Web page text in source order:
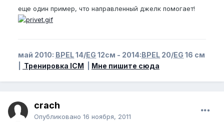
еще один пример, что направленный джелк помогает!
май 2010: BPEL14/EG 12см - 2014:BPEL 20/EG 16 см
Тренировка ICM Мне пишите сюда
crach
Опубликовано 16 ноября, 2011